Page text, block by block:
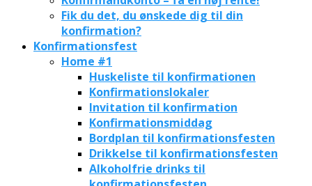
Fik du det, du ønskede dig til din
konfirmation?
Konfirmationsfest
Home #1
Huskeliste til konfirmationen
Konfirmationslokaler
Invitation til konfirmation
Konfirmationsmiddag
Bordplan til konfirmationsfesten
Drikkelse til konfirmationsfesten
Alkoholfrie drinks til